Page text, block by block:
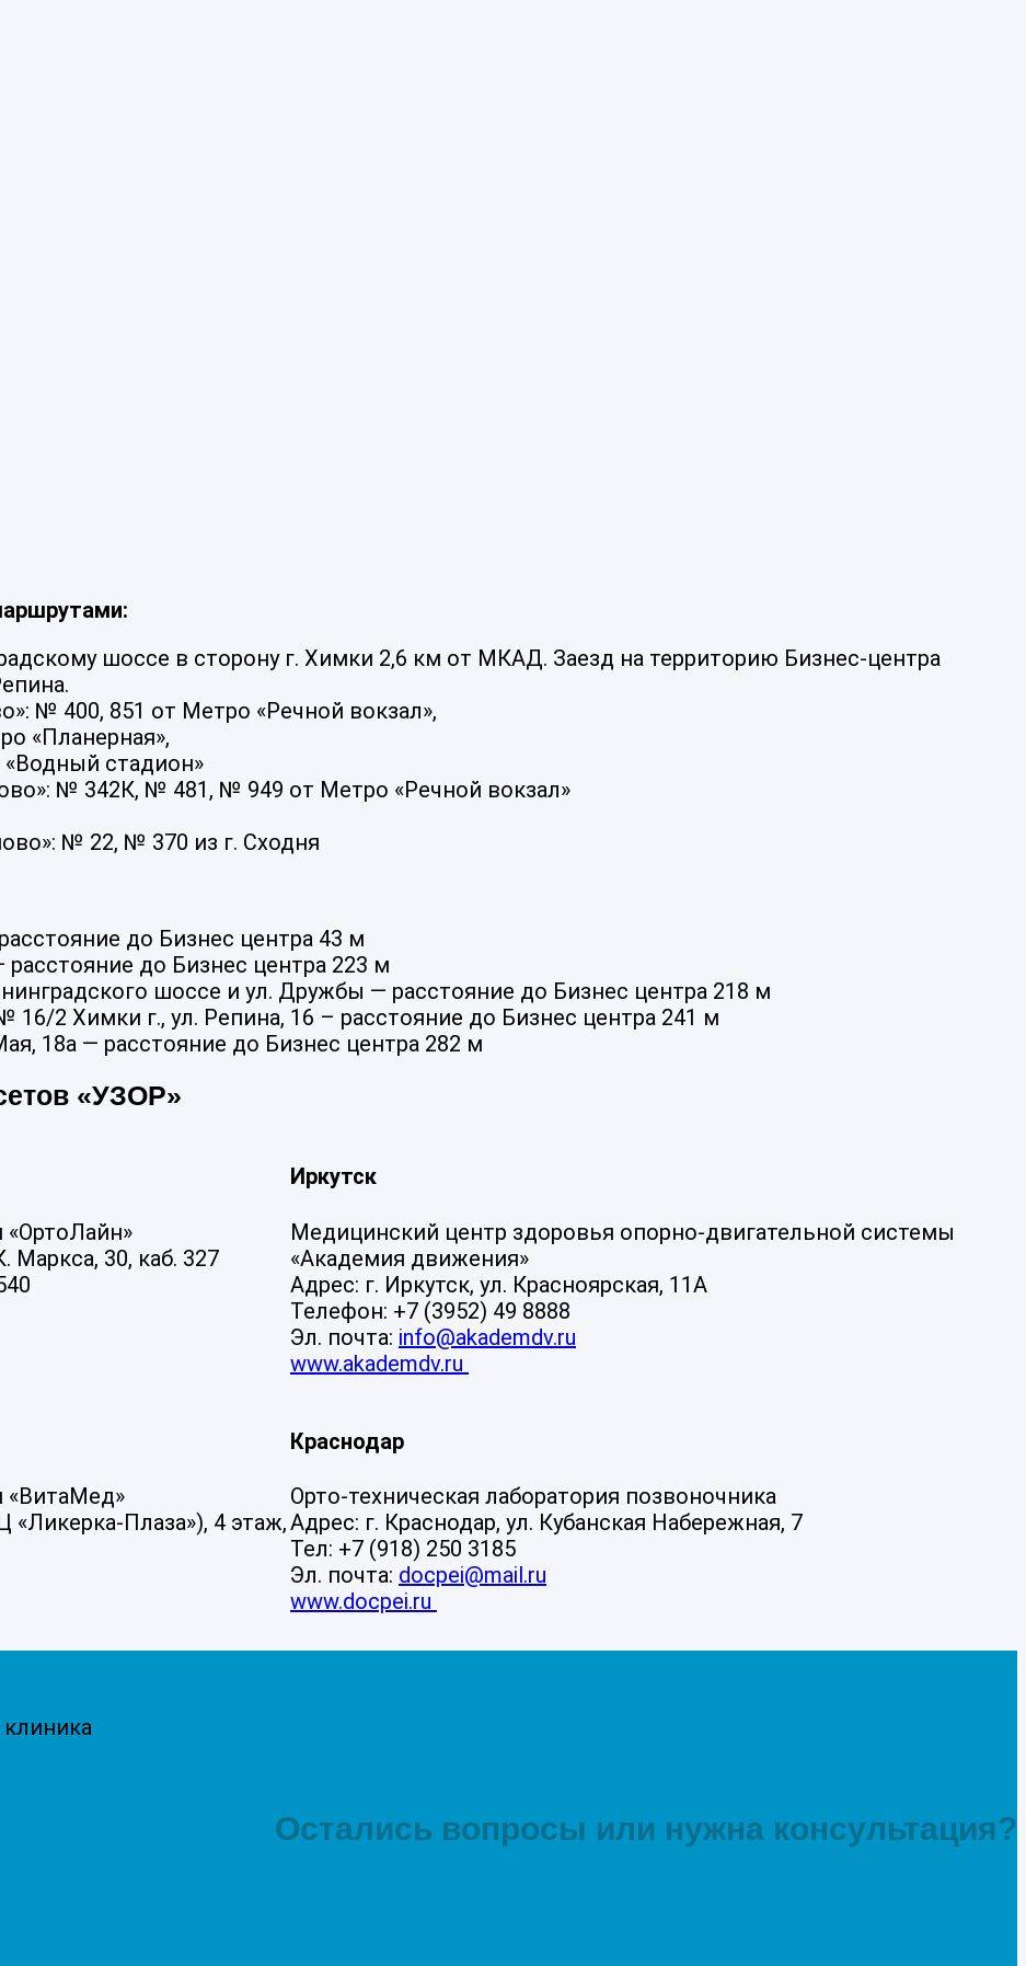
шоссе в сторону г. Химки 2,6 км от МКАД. Заезд на территорию Бизнес-центра
№ 400, 851 от Метро «Речной вокзал»,
«Планерная»,
стадион»
№ 342К, № 481, № 949 от Метро «Речной вокзал»
№ 22, № 370 из г. Сходня
до Бизнес центра 43 м
до Бизнес центра 223 м
шоссе и ул. Дружбы — расстояние до Бизнес центра 218 м
2 Химки г., ул. Репина, 16 – расстояние до Бизнес центра 241 м
18а — расстояние до Бизнес центра 282 м
«УЗОР»
«ОртоЛайн»
Маркса, 30, каб. 327
Иркутск
Медицинский центр здоровья опорно-двигательной системы
«Академия движения»
Адрес: г. Иркутск, ул. Красноярская, 11А
Телефон: +7 (3952) 49 8888
Эл. почта: info@akademdv.ru
www.akademdv.ru
«ВитаМед»
«Ликерка-Плаза»), 4 этаж,
Краснодар
Орто-техническая лаборатория позвоночника
Адрес: г. Краснодар, ул. Кубанская Набережная, 7
Тел: +7 (918) 250 3185
Эл. почта: docpei@mail.ru
www.docpei.ru
Остались вопросы или нужна консультация?